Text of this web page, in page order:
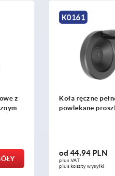
z aluminium, czarne
SZCZEGÓŁY